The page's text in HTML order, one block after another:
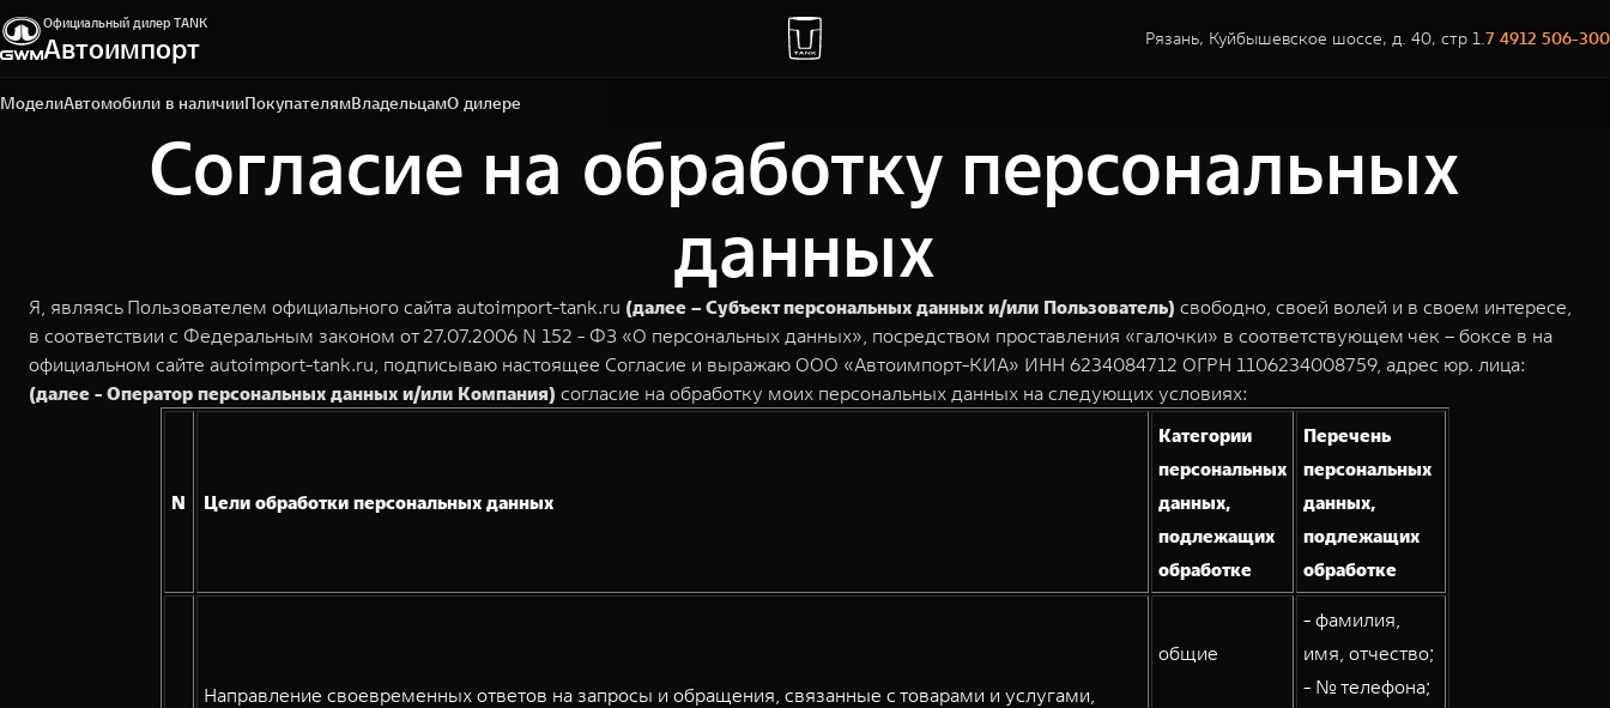
Официальный дилер TANK
Автоимпорт Рязань, Куйбышевское шоссе, д. 40, стр 1.7 4912 506-300
МоделиАвтомобили в наличииПокупателямВладельцамО дилере
Рязань, Куйбышевское шоссе, д. 40, стр 1.
7 4912 506-300
Согласие на обработку персональных
данных
Я, являясь Пользователем официального сайта autoimport-tank.ru (далее – Субъект персональных данных и/или Пользователь) свободно, своей волей и в своем интересе,
в соответствии с Федеральным законом от 27.07.2006 N 152 - ФЗ «О персональных данных», посредством проставления «галочки» в соответствующем чек – боксе в на
официальном сайте autoimport-tank.ru, подписываю настоящее Согласие и выражаю ООО «Автоимпорт-КИА» ИНН 6234084712 ОГРН 1106234008759, адрес юр. лица:
(далее - Оператор персональных данных и/или Компания) согласие на обработку моих персональных данных на следующих условиях:
N Цели обработки персональных данных
Категории
персональных
данных,
подлежащих
обработке
Перечень
персональных
данных,
подлежащих
обработке
Направление своевременных ответов на запросы и обращения, связанные с товарами и услугами,
общие
- фамилия,
имя, отчество;
- № телефона;